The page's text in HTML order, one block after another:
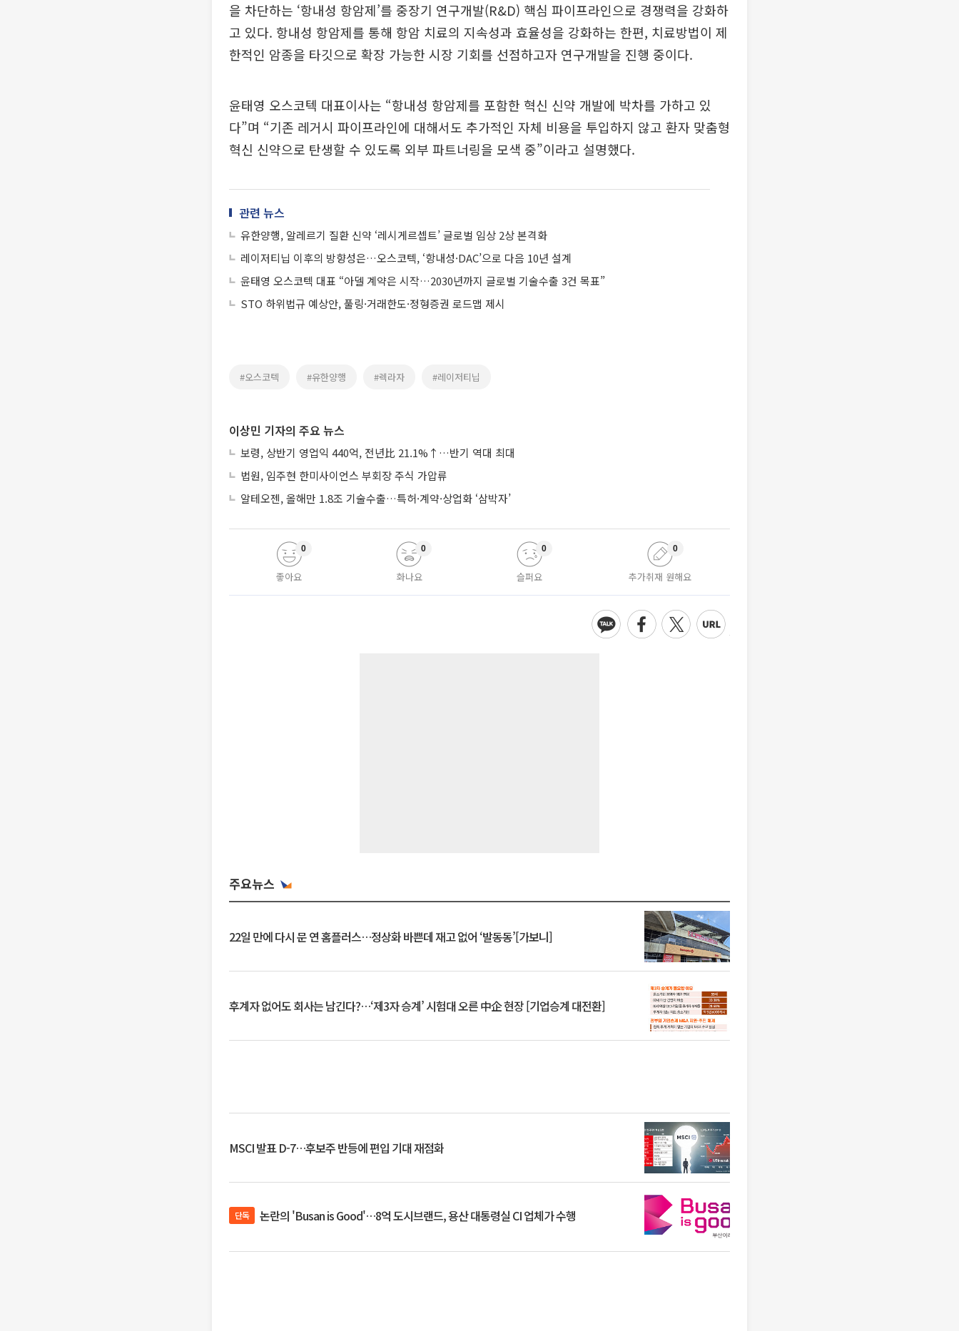
을 차단하는 ‘항내성 항암제’를 중장기 연구개발(R&D) 핵심 파이프라인으로 경쟁력을 강화하
고 있다. 항내성 항암제를 통해 항암 치료의 지속성과 효율성을 강화하는 한편, 치료방법이 제
한적인 암종을 타깃으로 확장 가능한 시장 기회를 선점하고자 연구개발을 진행 중이다.
윤태영 오스코텍 대표이사는 “항내성 항암제를 포함한 혁신 신약 개발에 박차를 가하고 있
다”며 “기존 레거시 파이프라인에 대해서도 추가적인 자체 비용을 투입하지 않고 환자 맞춤형
혁신 신약으로 탄생할 수 있도록 외부 파트너링을 모색 중”이라고 설명했다.
관련 뉴스
유한양행, 알레르기 질환 신약 ‘레시게르셉트’ 글로벌 임상 2상 본격화
레이저티닙 이후의 방향성은…오스코텍, ‘항내성·DAC’으로 다음 10년 설계
윤태영 오스코텍 대표 “아델 계약은 시작…2030년까지 글로벌 기술수출 3건 목표”
STO 하위법규 예상안, 풀링·거래한도·정형증권 로드맵 제시
#오스코텍 #유한양행 #렉라자 #레이저티닙
이상민 기자의 주요 뉴스
보령, 상반기 영업익 440억, 전년比 21.1%↑…반기 역대 최대
법원, 임주현 한미사이언스 부회장 주식 가압류
알테오젠, 올해만 1.8조 기술수출…특허·계약·상업화 ‘삼박자’
좋아요
0
화나요
0
슬퍼요
0
추가취재 원해요
0
주요뉴스
22일 만에 다시 문 연 홈플러스…정상화 바쁜데 재고 없어 ‘발동동’[가보니]
후계자 없어도 회사는 남긴다?…‘제3자 승계’ 시험대 오른 中企 현장 [기업승계 대전환]
MSCI 발표 D-7…후보주 반등에 편입 기대 재점화
단독 논란의 'Busan is Good'…8억 도시브랜드, 용산 대통령실 CI 업체가 수행